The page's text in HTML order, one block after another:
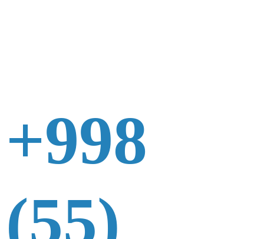
+998
(55)